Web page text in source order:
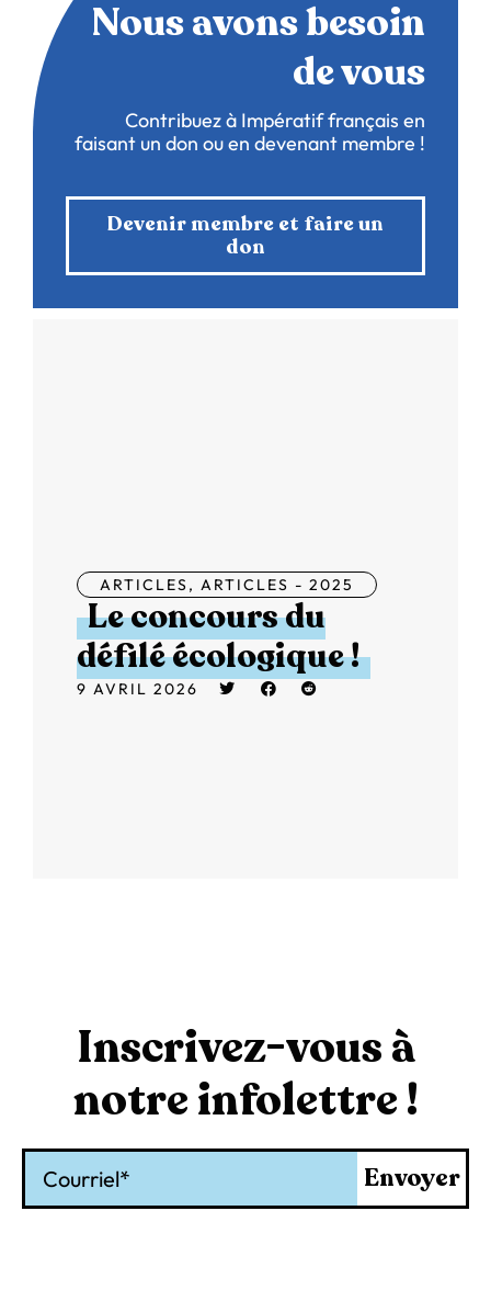
Nous avons besoin
de vous
Contribuez à Impératif français en
faisant un don ou en devenant membre !
Devenir membre et faire un
don
ARTICLES, ARTICLES - 2025
Le concours du
défilé écologique !
9 AVRIL 2026
Inscrivez-vous à
notre infolettre !
Envoyer